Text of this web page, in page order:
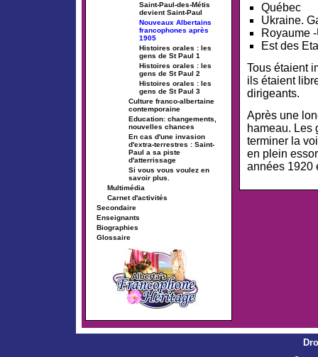
Saint-Paul-des-Métis
devient Saint-Paul
Nouveaux Albertains
francophones après
1905
Histoires orales : les
gens de St Paul 1
Histoires orales : les
gens de St Paul 2
Histoires orales : les
gens de St Paul 3
Culture franco-albertaine
contemporaine
Education: changements,
nouvelles chances
En cas d'une invasion
d'extra-terrestres : Saint-
Paul a sa piste
d'atterrissage
Si vous vous voulez en
savoir plus.
Multimédia
Carnet d'activités
Secondaire
Enseignants
Biographies
Glossaire
Québec
Ukraine.
Royaume
Est des
Tous étaient
ils étaient
dirigeants.
Après une
hameau. Les
terminer la
en plein
années 1920